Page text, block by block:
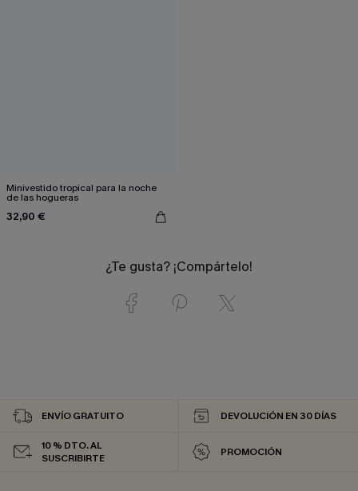
Minivestido tropical para la noche
de las hogueras
32,90 €
¿Te gusta? ¡Compártelo!
ENVÍO GRATUITO DEVOLUCIÓN EN 30 DÍAS
10 % DTO. AL
SUSCRIBIRTE
PROMOCIÓN